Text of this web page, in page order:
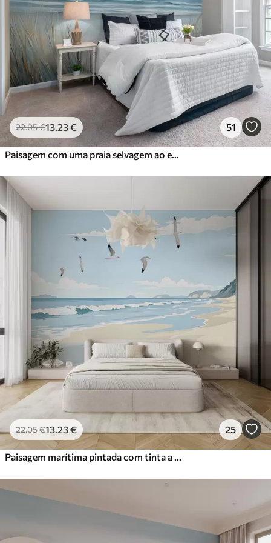
22.05€13 .23€ 51
22.05€13 .23€ 25